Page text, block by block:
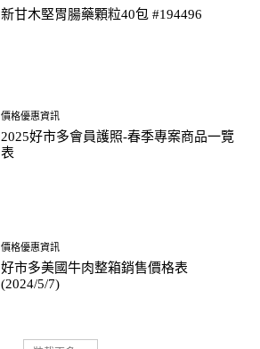
新甘木堅胃腸藥顆粒40包 #194496
價格優惠資訊
2025好市多會員護照-春季專案商品一覽
表
價格優惠資訊
好市多美國牛肉整箱銷售價格表
(2024/5/7)